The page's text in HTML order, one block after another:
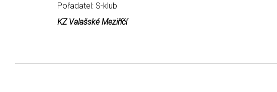
Pořadatel: S-klub
KZ Valašské Meziříčí